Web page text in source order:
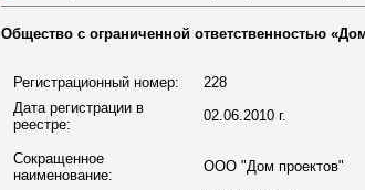
Общество с ограниченной ответственностью
Регистрационный номер:
228
Дата регистрации в
реестре:
02.06.2010 г.
Сокращенное
наименование:
ООО "Дом проектов"